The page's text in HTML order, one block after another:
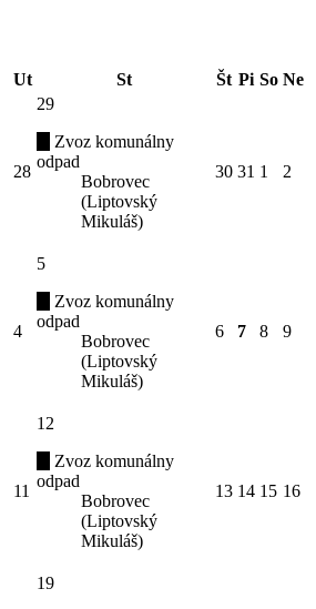
Ut St Št Pi So Ne
28
29
Zvoz komunálny
odpad
Bobrovec
(Liptovský
Mikuláš)
30 31 1 2
4
5
Zvoz komunálny
odpad
Bobrovec
(Liptovský
Mikuláš)
6 7 8 9
11
12
Zvoz komunálny
odpad
Bobrovec
(Liptovský
Mikuláš)
13 14 15 16
19